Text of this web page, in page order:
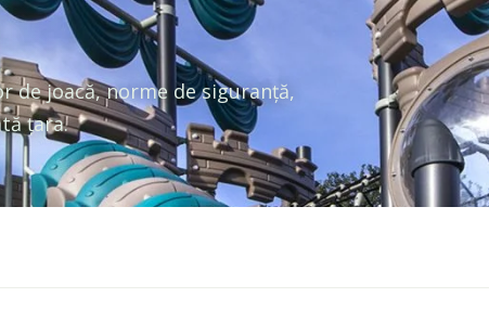
de joacă, norme de siguranță,
țara.